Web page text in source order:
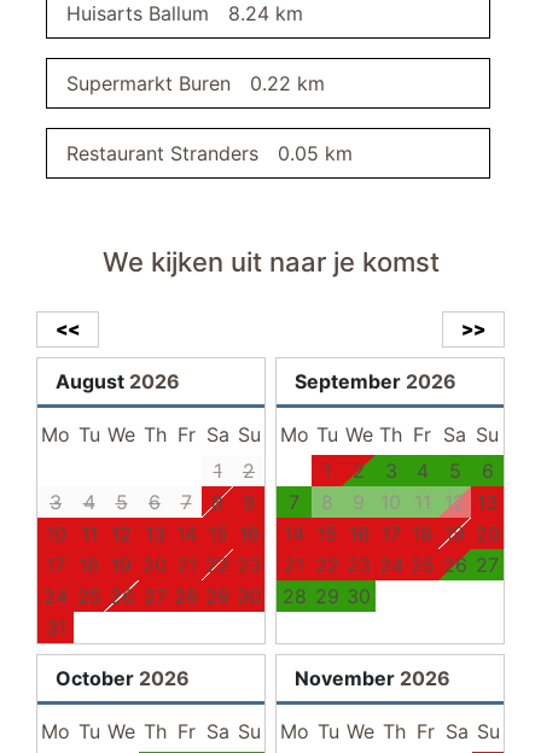
bezemkast
stofzuiger
Wasdroger
slaapkamer I
parkeerplaats
badkamer
inloopdouche
wastafel
Handdoekradiator
overdekte fietsenstalling
strand
gratis parkeerplaats
slaapkamer II
eetkamer
bank
eettafel
Huisarts Ballum 8.24 km
Supermarkt Buren 0.22 km
Restaurant Stranders 0.05 km
We kijken uit naar je komst
>>
<<
August 2026
Mo Tu We Th Fr Sa Su
1
2
3
4 5 6 7 8
9
10
11 12 13 14 15 16
17 18 19 20 21 22 23
24 25 26 27 28 29 30
31
September 2026
Mo Tu We Th Fr Sa Su
1
2 3 4 5
6
7
8 9 10 11 12 13
14 15 16 17 18 19 20
21 22 23 24 25 26 27
28 29 30
October 2026
Mo Tu We Th Fr Sa Su
November 2026
Mo Tu We Th Fr Sa Su